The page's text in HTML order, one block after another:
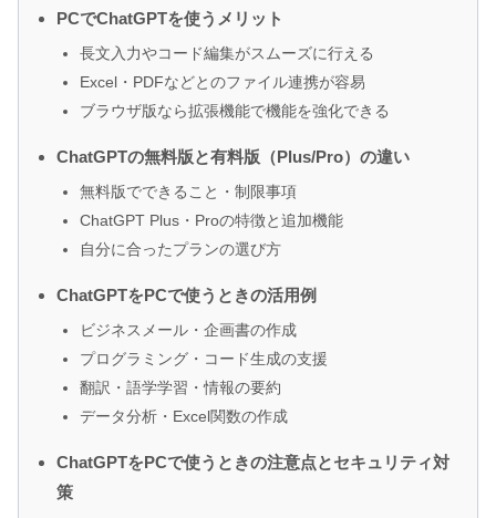
PCでChatGPTを使うメリット
長文入力やコード編集がスムーズに行える
Excel・PDFなどとのファイル連携が容易
ブラウザ版なら拡張機能で機能を強化できる
ChatGPTの無料版と有料版（Plus/Pro）の違い
無料版でできること・制限事項
ChatGPT Plus・Proの特徴と追加機能
自分に合ったプランの選び方
ChatGPTをPCで使うときの活用例
ビジネスメール・企画書の作成
プログラミング・コード生成の支援
翻訳・語学学習・情報の要約
データ分析・Excel関数の作成
ChatGPTをPCで使うときの注意点とセキュリティ対
策